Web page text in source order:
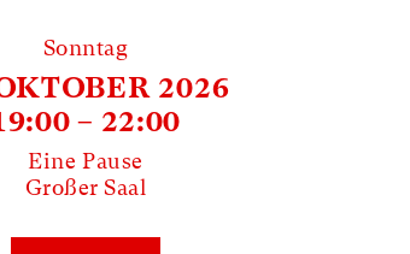
Sonntag
2026
– 22:00
Eine Pause
Großer Saal